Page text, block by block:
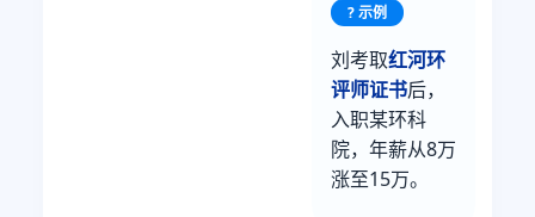
? 示例
刘考取红河环
评师证书后，
入职某环科
院，年薪从8万
涨至15万。